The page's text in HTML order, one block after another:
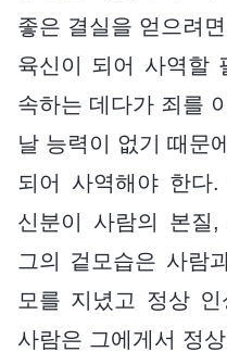
좋은 결실을 얻으려
육신이 되어 사역할
속하는 데다가 죄를
날 능력이 없기 때문
되어 사역해야 한다
신분이 사람의 본질
그의 겉모습은 사람
모를 지녔고 정상
사람은 그에게서 정